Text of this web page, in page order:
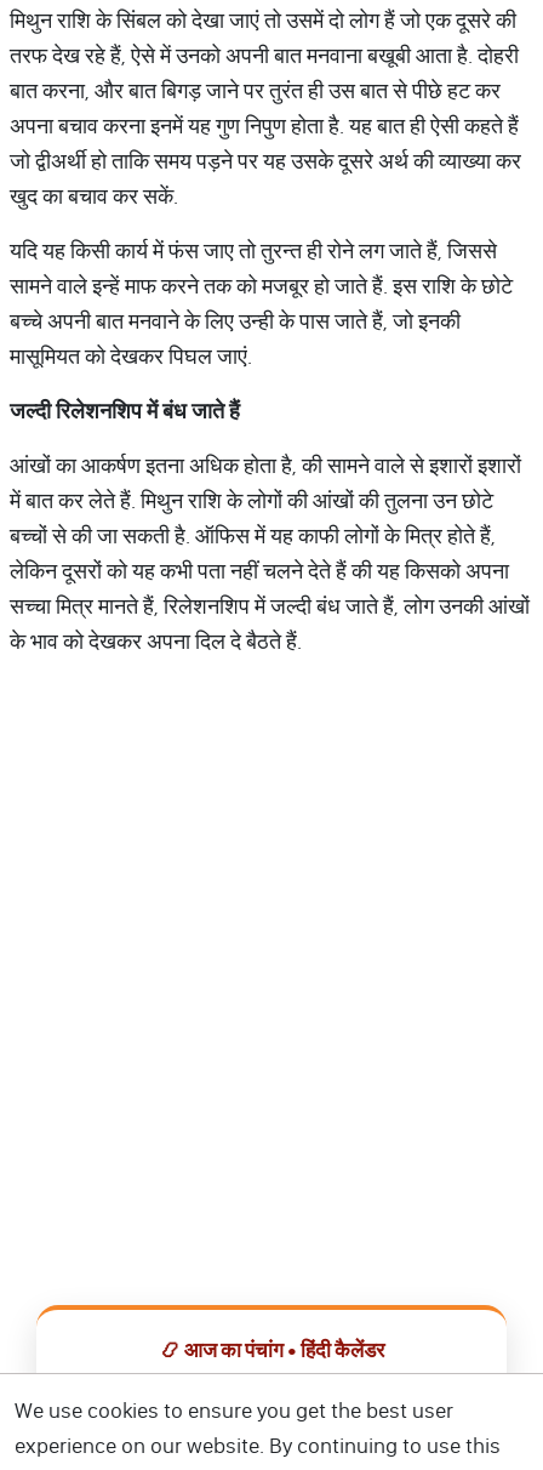
मिथुन राशि के सिंबल को देखा जाएं तो उसमें दो लोग हैं जो एक दूसरे की
तरफ देख रहे हैं, ऐसे में उनको अपनी बात मनवाना बखूबी आता है. दोहरी
बात करना, और बात बिगड़ जाने पर तुरंत ही उस बात से पीछे हट कर
अपना बचाव करना इनमें यह गुण निपुण होता है. यह बात ही ऐसी कहते हैं
जो द्वीअर्थी हो ताकि समय पड़ने पर यह उसके दूसरे अर्थ की व्याख्या कर
खुद का बचाव कर सकें.
यदि यह किसी कार्य में फंस जाए तो तुरन्त ही रोने लग जाते हैं, जिससे
सामने वाले इन्हें माफ करने तक को मजबूर हो जाते हैं. इस राशि के छोटे
बच्चे अपनी बात मनवाने के लिए उन्ही के पास जाते हैं, जो इनकी
मासूमियत को देखकर पिघल जाएं.
जल्दीरिलेशनशिपमेंबंधजातेहैं
आंखों का आकर्षण इतना अधिक होता है, की सामने वाले से इशारों इशारों
में बात कर लेते हैं. मिथुन राशि के लोगों की आंखों की तुलना उन छोटे
बच्चों से की जा सकती है. ऑफिस में यह काफी लोगों के मित्र होते हैं,
लेकिन दूसरों को यह कभी पता नहीं चलने देते हैं की यह किसको अपना
सच्चा मित्र मानते हैं, रिलेशनशिप में जल्दी बंध जाते हैं, लोग उनकी आंखों
के भाव को देखकर अपना दिल दे बैठते हैं.
📿 आज का पंचांग • हिंदी कैलेंडर
📅 हिंदी कैलेंडर ऐप डाउनलोड करें
We use cookies to ensure you get the best user
experience on our website. By continuing to use this